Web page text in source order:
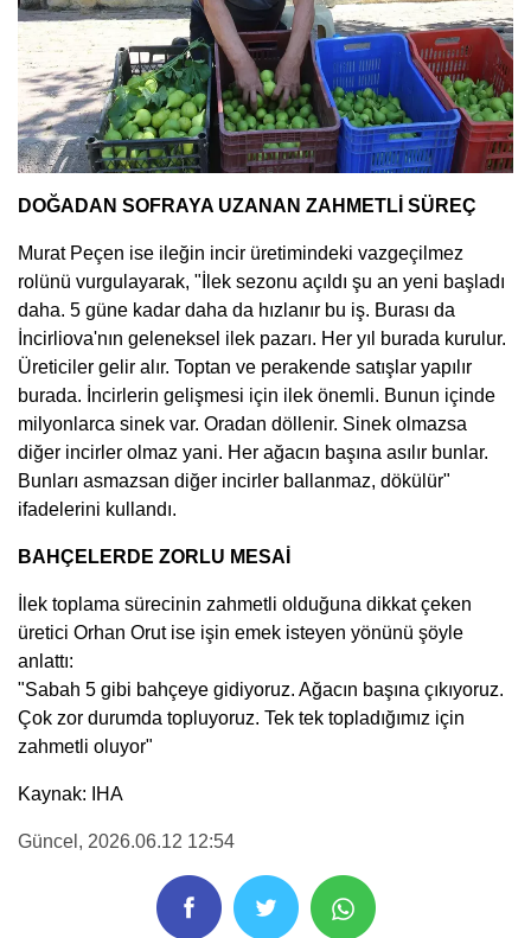
DOĞADAN SOFRAYA UZANAN ZAHMETLİ SÜREÇ
Murat Peçen ise ileğin incir üretimindeki vazgeçilmez
rolünü vurgulayarak, "İlek sezonu açıldı şu an yeni başladı
daha. 5 güne kadar daha da hızlanır bu iş. Burası da
İncirliova'nın geleneksel ilek pazarı. Her yıl burada kurulur.
Üreticiler gelir alır. Toptan ve perakende satışlar yapılır
burada. İncirlerin gelişmesi için ilek önemli. Bunun içinde
milyonlarca sinek var. Oradan döllenir. Sinek olmazsa
diğer incirler olmaz yani. Her ağacın başına asılır bunlar.
Bunları asmazsan diğer incirler ballanmaz, dökülür"
ifadelerini kullandı.
BAHÇELERDE ZORLU MESAİ
İlek toplama sürecinin zahmetli olduğuna dikkat çeken
üretici Orhan Orut ise işin emek isteyen yönünü şöyle
anlattı:
"Sabah 5 gibi bahçeye gidiyoruz. Ağacın başına çıkıyoruz.
Çok zor durumda topluyoruz. Tek tek topladığımız için
zahmetli oluyor"
Kaynak: IHA
Güncel , 2026.06.12 12:54